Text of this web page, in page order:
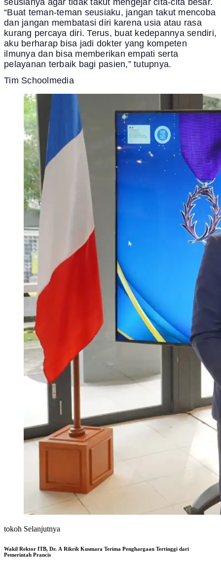
seusianya agar tidak takut mengejar cita-cita besar.
“Buat teman-teman seusiaku, jangan takut mencoba
dan jangan membatasi diri karena usia atau rasa
kurang percaya diri. Terus, buat kedepannya sendiri,
aku berharap bisa jadi dokter yang kompeten
ilmunya dan bisa memberikan empati serta
pelayanan terbaik bagi pasien,” tutupnya.
Tim Schoolmedia
tokoh Selanjutnya
Wakil Rektor ITB, Dr. A Rikrik Kusmara Terima Penghargaan Tertinggi dari
Pemerintah Prancis